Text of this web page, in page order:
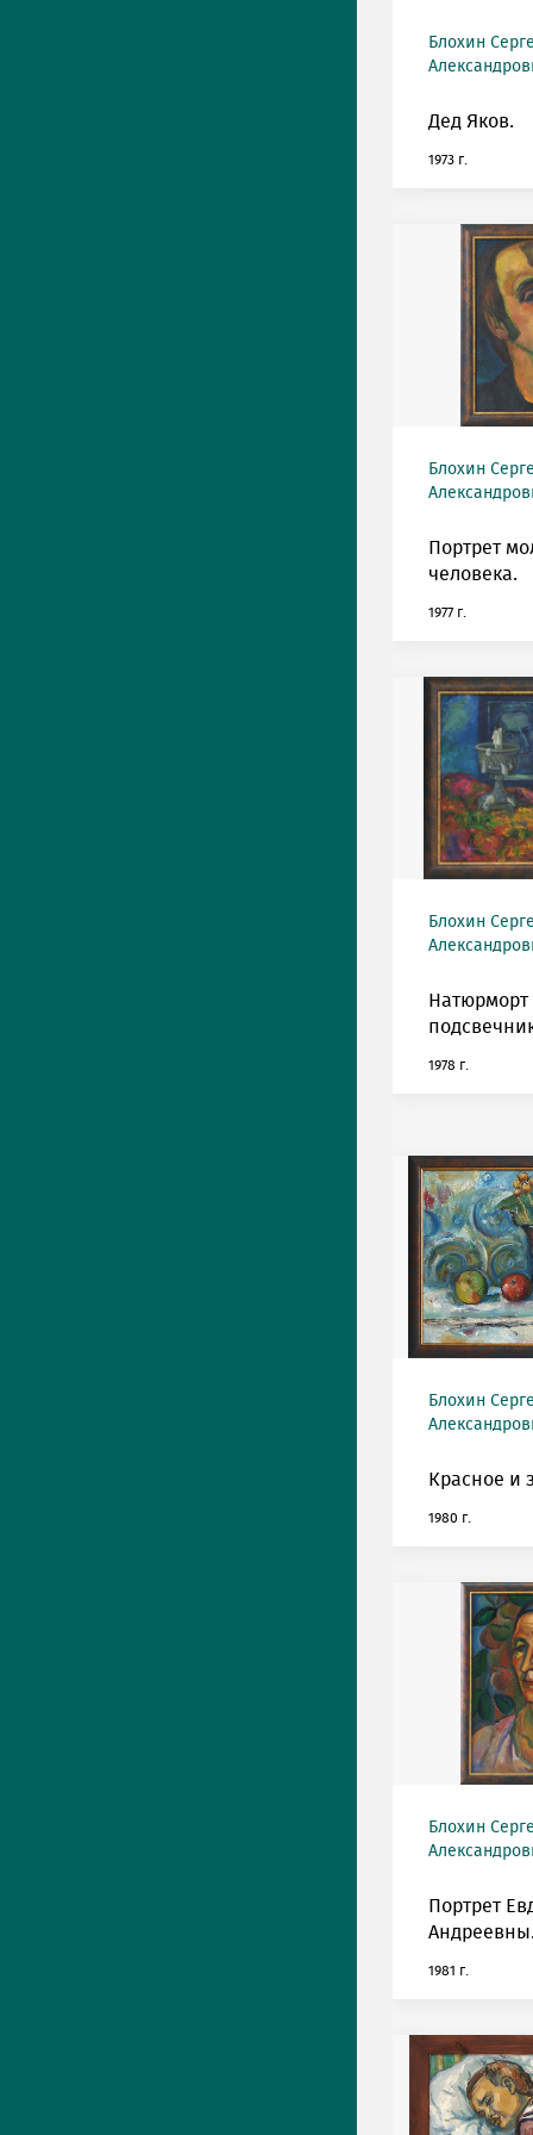
Блохин
Дед Яков.
1973 г.
Блохин
Портрет
человека.
1977 г.
Блохин
Натюрморт
1978 г.
Блохин
Красное и
1980 г.
Блохин
Портрет
1981 г.